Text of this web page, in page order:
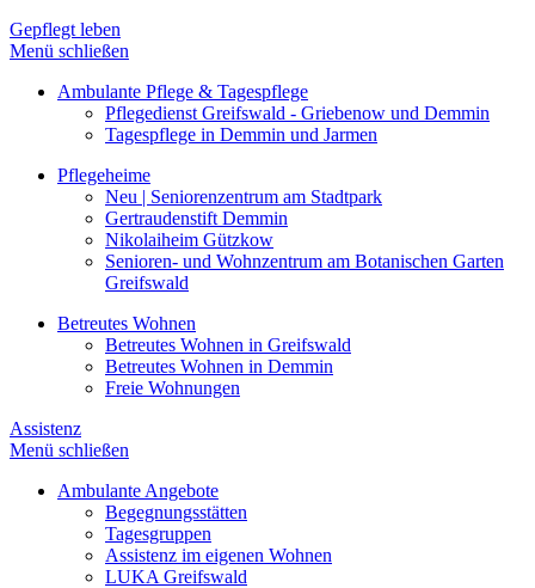
Gepflegt leben
Menü schließen
Ambulante Pflege & Tagespflege
Pflegedienst Greifswald - Griebenow und Demmin
Tagespflege in Demmin und Jarmen
Pflegeheime
Neu | Seniorenzentrum am Stadtpark
Gertraudenstift Demmin
Nikolaiheim Gützkow
Senioren- und Wohnzentrum am Botanischen Garten
Greifswald
Betreutes Wohnen
Betreutes Wohnen in Greifswald
Betreutes Wohnen in Demmin
Freie Wohnungen
Assistenz
Menü schließen
Ambulante Angebote
Begegnungsstätten
Tagesgruppen
Assistenz im eigenen Wohnen
LUKA Greifswald